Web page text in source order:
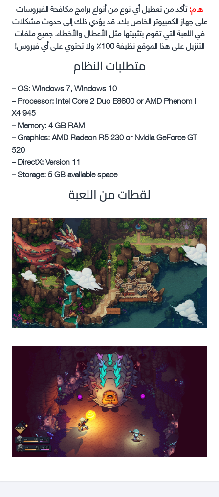
هام:تأكد من تعطيل أي نوع من أنواع برامج مكافحة الفيروسات
على جهاز الكمبيوتر الخاص بك. قد يؤدي ذلك إلى حدوث مشكلات
في اللعبة التي تقوم بتثبيتها مثل الأعطال والأخطاء. جميع ملفات
التنزيل على هذا الموقع نظيفة 100٪ ولا تحتوي على أي فيروس!
متطلبات النظام
– OS: Windows 7, Windows 10
– Processor: Intel Core 2 Duo E8600 or AMD Phenom II
X4 945
– Memory: 4 GB RAM
– Graphics: AMD Radeon R5 230 or Nvidia GeForce GT
520
– DirectX: Version 11
– Storage: 5 GB available space
لقطات من اللعبة